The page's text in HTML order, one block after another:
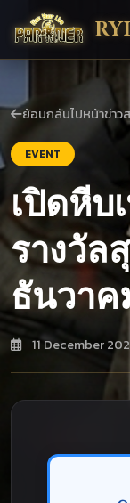
ย้อนกลับไปหน้าข่าว
EVENT
เปิดหีบ
รางวัล
ธันวา
11 December